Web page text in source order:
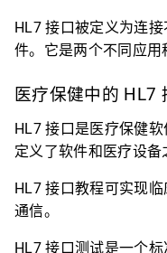
HL7 接口被定义为连
件。它是两个不同应用
医疗保健中的 HL7
HL7 接口是医疗保健
定义了软件和医疗设备
HL7 接口教程可实现
通信。
HL7 接口测试是一个